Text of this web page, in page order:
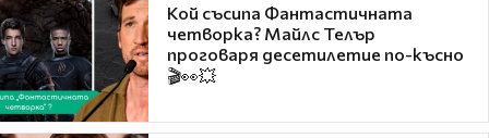
Кой съсипа Фантастичната
четворка? Майлс Телър
проговаря десетилетие по-късно
🎬👀💥